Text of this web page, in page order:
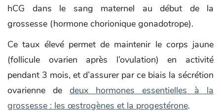
hCG dans le sang maternel au début de la
grossesse (hormone chorionique gonadotrope).
Ce taux élevé permet de maintenir le corps jaune
(follicule ovarien après l’ovulation) en activité
pendant 3 mois, et d’assurer par ce biais la sécrétion
ovarienne de deux hormones essentielles à la
grossesse : les œstrogènes et la progestérone.